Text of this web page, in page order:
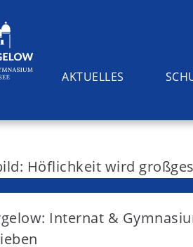
AKTUELLES
Suchen
Internat &